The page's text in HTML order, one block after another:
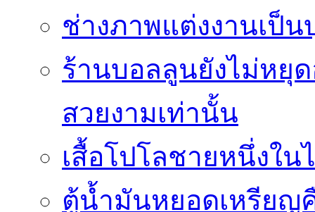
ช่างภาพแต่งงานเป็
ร้านบอลลูนยังไม่หยุ
สวยงามเท่านั้น
เสื้อโปโลชายหนึ่งใ
ตู้น้ำมันหยอดเหรียญ